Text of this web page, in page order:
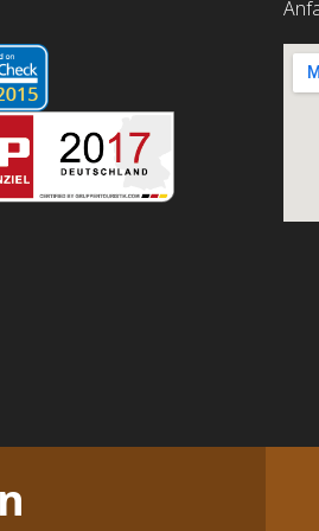
du Sie Website weiter nutzen, gehen wir